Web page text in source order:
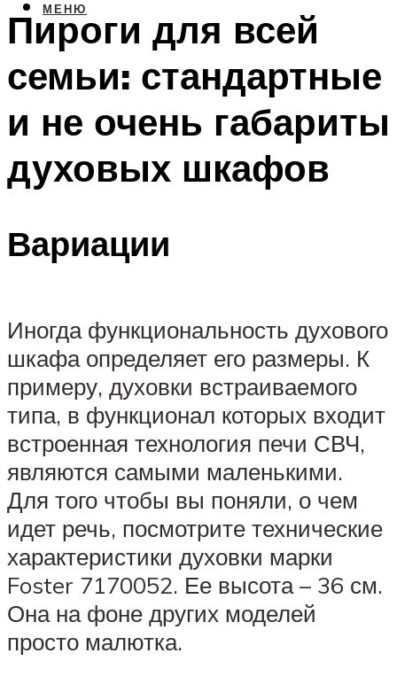
МЕНЮ
Пироги для всей
семьи: стандартные
и не очень габариты
духовых шкафов
Вариации
Иногда функциональность духового
шкафа определяет его размеры. К
примеру, духовки встраиваемого
типа, в функционал которых входит
встроенная технология печи СВЧ,
являются самыми маленькими.
Для того чтобы вы поняли, о чем
идет речь, посмотрите технические
характеристики духовки марки
Foster 7170052. Ее высота – 36 см.
Она на фоне других моделей
просто малютка.